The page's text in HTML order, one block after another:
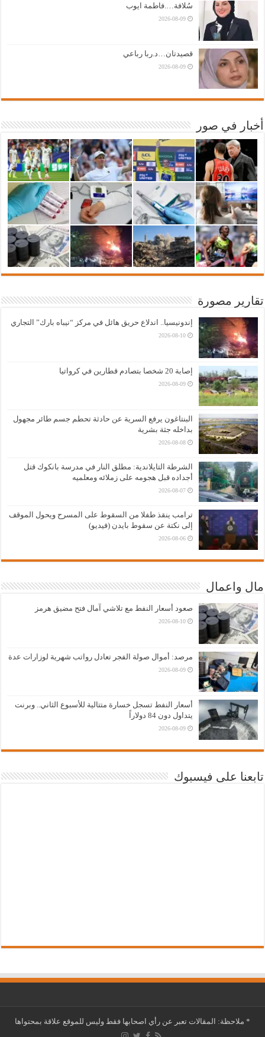
سُلافة….فاطمة ايوب
2026-08-09
قصيدتان…د.ربا رباعي
2026-08-09
أخبار في صور
تقارير مصورة
إندونيسيا.. اندلاع حريق هائل في مركز “نيباه بارك” التجاري
2026-08-10
إصابة 20 شخصا بتصادم قطارين في كرواتيا
2026-08-09
البنتاغون يرفع السرية عن حادثة تحطم جسم طائر مجهول
بداخله جثة بشرية
2026-08-08
الشرطة التايلاندية: مطلق النار في مدرسة بانكوك قتل
أجداده قبل هجومه على زملائه ومعلميه
2026-08-07
ترامب ينقذ طفلا من السقوط على المسرح ويحول الموقف
إلى نكتة عن سقوط بايدن (فيديو)
2026-08-06
مال واعمال
صعود أسعار النفط مع تلاشي آمال فتح مضيق هرمز
2026-08-10
مرصد: أموال صولة الفجر تعادل رواتب شهرية لوزارات عدة
2026-08-09
أسعار النفط تسجل خسارة متتالية للأسبوع الثاني.. وبرنت
يتداول دون 84 دولاراً
2026-08-09
تابعنا على فيسبوك
* ملاحظة: المقالات تعبر عن رأي اصحابها فقط وليس للموقع علاقة بمحتواها